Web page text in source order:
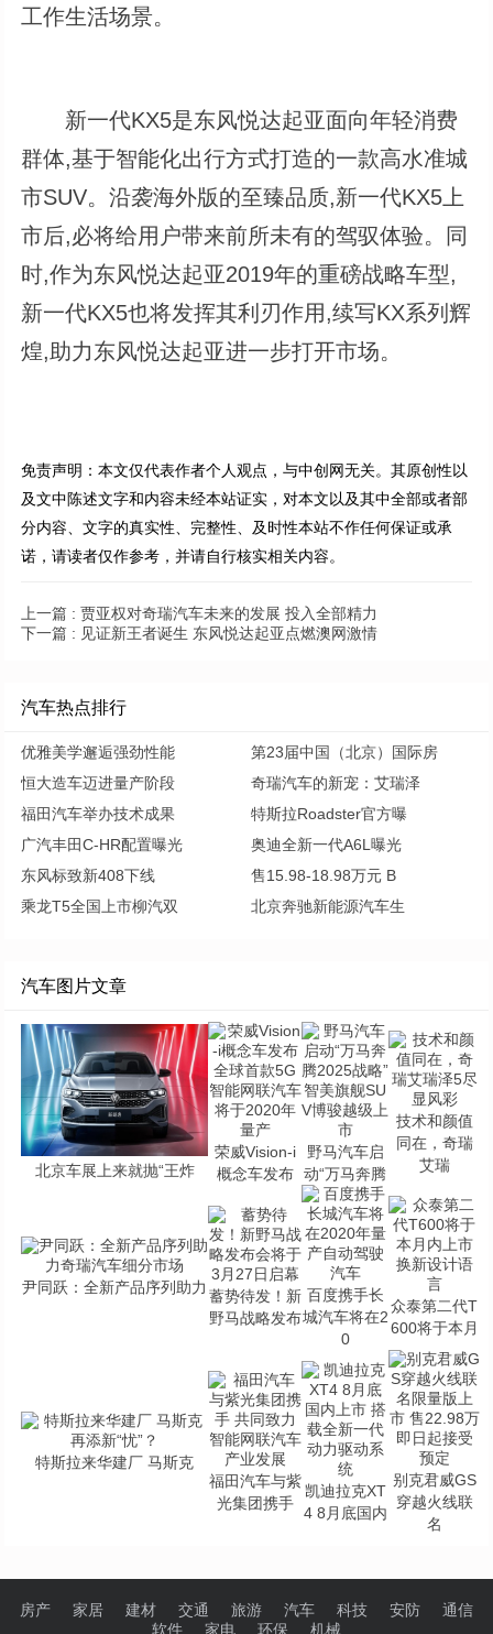
工作生活场景。
新一代KX5是东风悦达起亚面向年轻消费
群体,基于智能化出行方式打造的一款高水准城
市SUV。沿袭海外版的至臻品质,新一代KX5上
市后,必将给用户带来前所未有的驾驭体验。同
时,作为东风悦达起亚2019年的重磅战略车型,
新一代KX5也将发挥其利刃作用,续写KX系列辉
煌,助力东风悦达起亚进一步打开市场。
免责声明：本文仅代表作者个人观点，与中创网无关。其原创性以
及文中陈述文字和内容未经本站证实，对本文以及其中全部或者部
分内容、文字的真实性、完整性、及时性本站不作任何保证或承
诺，请读者仅作参考，并请自行核实相关内容。
上一篇 : 贾亚权对奇瑞汽车未来的发展 投入全部精力
下一篇 : 见证新王者诞生 东风悦达起亚点燃澳网激情
汽车热点排行
优雅美学邂逅强劲性能
第23届中国（北京）国际房
恒大造车迈进量产阶段
奇瑞汽车的新宠：艾瑞泽
福田汽车举办技术成果
特斯拉Roadster官方曝
广汽丰田C-HR配置曝光
奥迪全新一代A6L曝光
东风标致新408下线
售15.98-18.98万元 B
乘龙T5全国上市柳汽双
北京奔驰新能源汽车生
汽车图片文章
北京车展上来就抛“王炸
荣威Vision-i
概念车发布
野马汽车启
动“万马奔腾
技术和颜值
同在，奇瑞
艾瑞
尹同跃：全新产品序列助力 蓄势待发！新
野马战略发布
百度携手长
城汽车将在2
0
众泰第二代T
600将于本月
特斯拉来华建厂 马斯克
福田汽车与紫
光集团携手
凯迪拉克XT
4 8月底国内
别克君威GS
穿越火线联
名
房产 家居 建材 交通 旅游 汽车 科技 安防
通信
软件
家电 环保 机械